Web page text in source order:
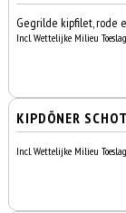
Gegrilde kipfilet, rode
Incl. Wettelijke Milieu
KIPDÖNER
Incl. Wettelijke Milieu